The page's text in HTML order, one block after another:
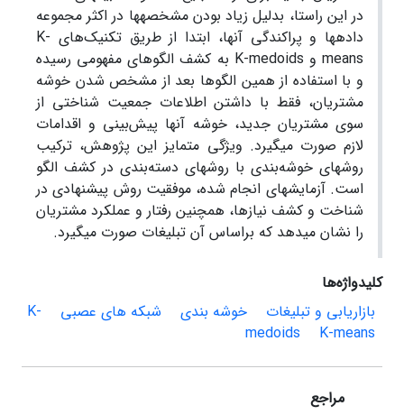
در این راستا، بدلیل زیاد بودن مشخصه‎ها در اکثر مجموعه
داده‎ها و پراکندگی آن‎ها، ابتدا از طریق تکنیک‌های K-
means و K-medoids به کشف الگوهای مفهومی رسیده
و با استفاده از همین الگوها بعد از مشخص شدن خوشه
مشتریان، فقط با داشتن اطلاعات جمعیت شناختی از
سوی مشتریان جدید، خوشه آن‎ها پیش‌بینی و اقدامات
لازم صورت می‎گیرد. ویژگی متمایز این پژوهش، ترکیب
روش‎های خوشه‌بندی با روش‎های دسته‌بندی در کشف الگو
است. آزمایش‎های انجام شده، موفقیت روش پیشنهادی در
شناخت و کشف نیازها، همچنین رفتار و عملکرد مشتریان
را نشان می‎دهد که براساس آن تبلیغات صورت می‎گیرد.
کلیدواژه‌ها
بازاریابی و تبلیغات
خوشه بندی شبکه های عصبی
K-
medoids
K-means
مراجع